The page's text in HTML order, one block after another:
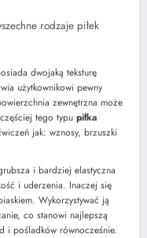
rodzaje piłek
dwojaką teksturę
użytkownikowi pewny
zewnętrzna może
tego typu piłka
jak: wznosy, brzuszki
i bardziej elastyczna
i uderzenia. Inaczej się
Wykorzystywać ją
co stanowi najlepszą
i pośladków równocześnie.